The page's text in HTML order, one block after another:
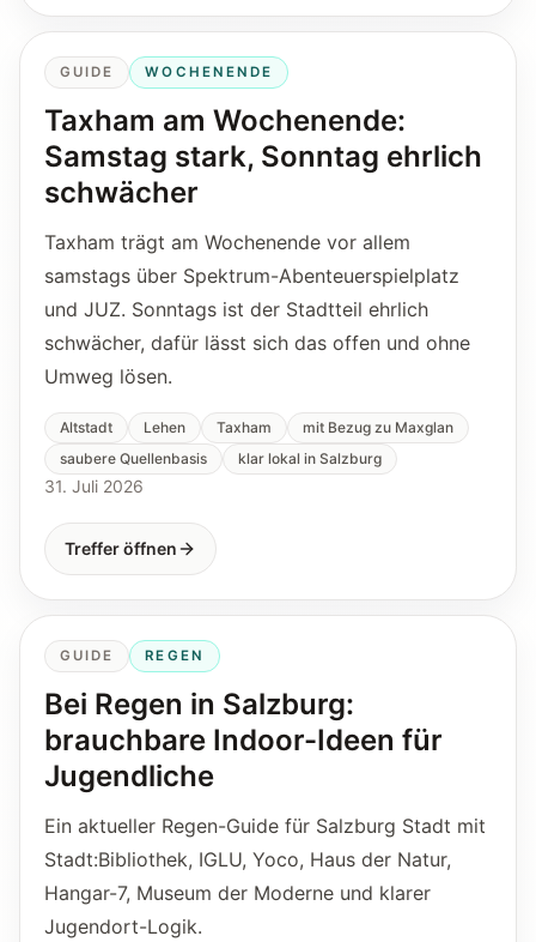
GUIDE WOCHENENDE
Taxham am Wochenende:
Samstag stark, Sonntag ehrlich
schwächer
Taxham trägt am Wochenende vor allem
samstags über Spektrum-Abenteuerspielplatz
und JUZ. Sonntags ist der Stadtteil ehrlich
schwächer, dafür lässt sich das offen und ohne
Umweg lösen.
Altstadt Lehen Taxham
mit Bezug zu Maxglan
saubere Quellenbasis
klar lokal in Salzburg
31. Juli 2026
Treffer öffnen
GUIDE REGEN
Bei Regen in Salzburg:
brauchbare Indoor-Ideen für
Jugendliche
Ein aktueller Regen-Guide für Salzburg Stadt mit
Stadt:Bibliothek, IGLU, Yoco, Haus der Natur,
Hangar-7, Museum der Moderne und klarer
Jugendort-Logik.